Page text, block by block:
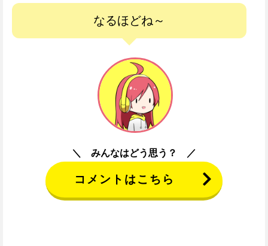
なるほどね～
みんなはどう思う？
コメントはこちら